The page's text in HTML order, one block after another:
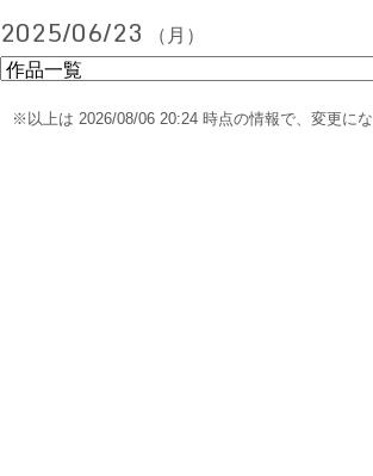
2025/06/23 （月）
※以上は 2026/08/06 20:24 時点の情報で、変更にな